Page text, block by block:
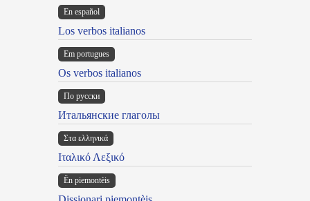
En español
Los verbos italianos
Em portugues
Os verbos italianos
По русски
Итальянские глаголы
Στα ελληνικά
Ιταλικό Λεξικό
Ën piemontèis